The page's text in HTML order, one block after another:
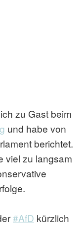
zu Gast beim
und habe von
berichtet.
viel zu langsam
#AfD kürzlich